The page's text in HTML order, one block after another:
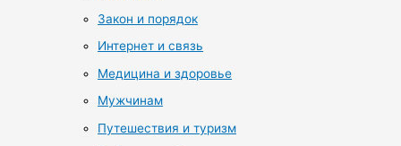
Закон и порядок
Интернет и связь
Медицина и здоровье
Мужчинам
Путешествия и туризм